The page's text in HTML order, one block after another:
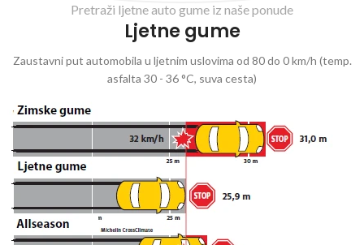
Pretraži ljetne auto gume iz naše ponude
Ljetne gume
Zaustavni put automobila u ljetnim uslovima od 80 do 0 km/h (temp.
asfalta 30 - 36 °C, suva cesta)